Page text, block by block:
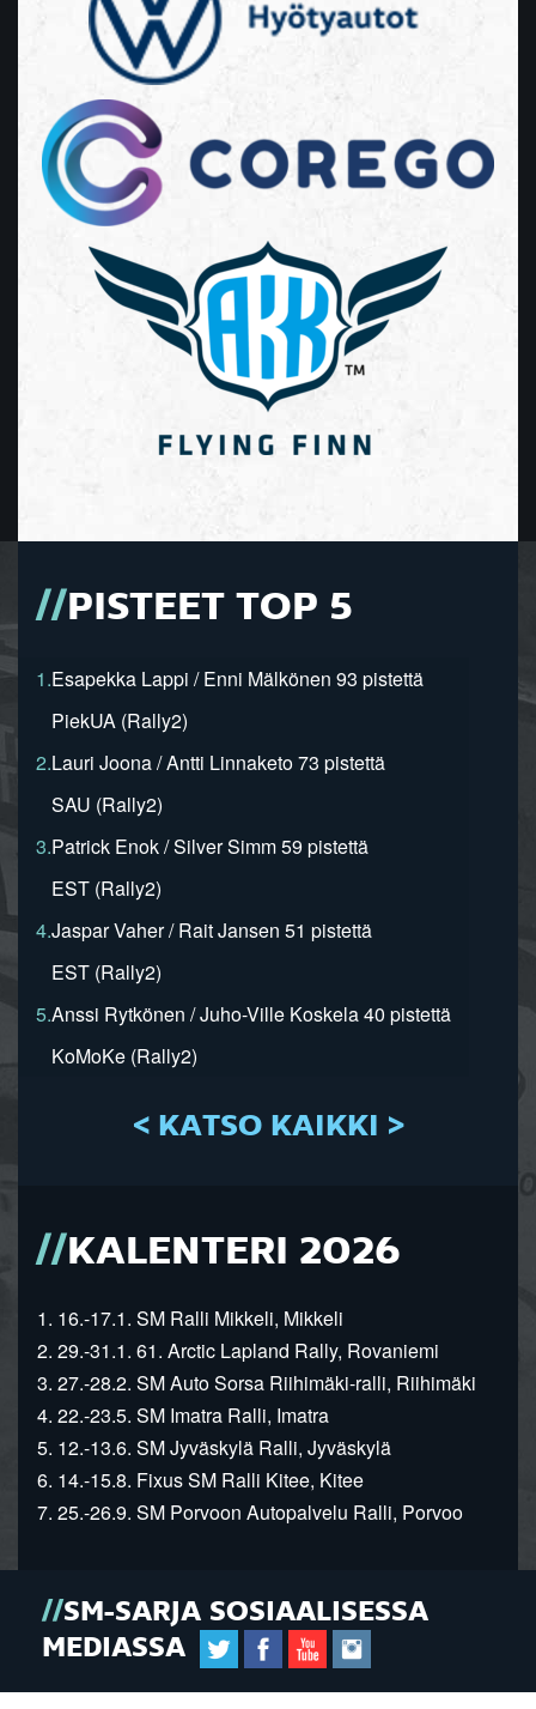
PISTEET TOP 5
1.Esapekka Lappi / Enni Mälkönen 93 pistettä
PiekUA (Rally2)
2.Lauri Joona / Antti Linnaketo 73 pistettä
SAU (Rally2)
3.Patrick Enok / Silver Simm 59 pistettä
EST (Rally2)
4.Jaspar Vaher / Rait Jansen 51 pistettä
EST (Rally2)
5.Anssi Rytkönen / Juho-Ville Koskela 40 pistettä
KoMoKe (Rally2)
< KATSO KAIKKI >
KALENTERI 2026
1. 16.-17.1. SM Ralli Mikkeli, Mikkeli
2. 29.-31.1. 61. Arctic Lapland Rally, Rovaniemi
3. 27.-28.2. SM Auto Sorsa Riihimäki-ralli, Riihimäki
4. 22.-23.5. SM Imatra Ralli, Imatra
5. 12.-13.6. SM Jyväskylä Ralli, Jyväskylä
6. 14.-15.8. Fixus SM Ralli Kitee, Kitee
7. 25.-26.9. SM Porvoon Autopalvelu Ralli, Porvoo
SM-SARJA SOSIAALISESSA
MEDIASSA